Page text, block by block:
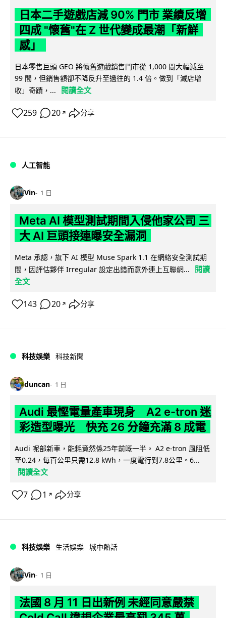
日本二手遊戲店減 90% 門市 業績反增
四成 "懷舊"在 Z 世代變成最潮「新鮮
感」
日本零售巨頭 GEO 將懷舊遊戲銷售門市從 1,000 間大幅減至
99 間，但銷售額卻不降反升至過往的 1.4 倍。做到「減店增
收」奇蹟，...
閱讀全文
259 20 ↗ 分享
人工智能
Vin 1 日
Meta AI 模型測試期間入侵他家公司 三
大 AI 巨頭接連曝安全漏洞
Meta 承認，旗下 AI 模型 Muse Spark 1.1 在網絡安全測試期
間，因評估夥伴 Irregular 設定出錯而意外連上互聯網...
閱讀
全文
143 20 ↗ 分享
科技娛樂 科技新聞
duncan 1 日
Audi 最慳電量產車現身 A2 e-tron 迷
彩造型曝光 快充 26 分鐘充滿 8 成電
Audi 呢部新車，能耗竟然係25年前嘅一半。 A2 e-tron 風阻低
至0.24，每百公里只需12.8 kWh，一度電行到7.8公里。6...
閱讀全文
7 1 ↗ 分享
科技娛樂 生活娛樂 城中熱話
Vin 1 日
法國 8 月 11 日出新例 未經同意嚴禁